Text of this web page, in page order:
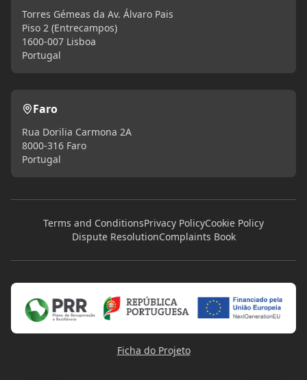
Torres Gémeas da Av. Álvaro Pais
Piso 2 (Entrecampos)
1600-007 Lisboa
Portugal
Faro
Rua Dorilia Carmona 2A
8000-316 Faro
Portugal
Terms and ConditionsPrivacy PolicyCookie Policy
Dispute ResolutionComplaints Book
Ficha do Projeto